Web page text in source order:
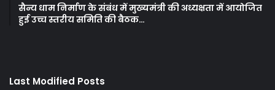
सैन्य धाम निर्माण के संबंध में मुख्यमंत्री की अध्यक्षता में आयोजित
हुई उच्च स्तरीय समिति की बैठक…
Last Modified Posts